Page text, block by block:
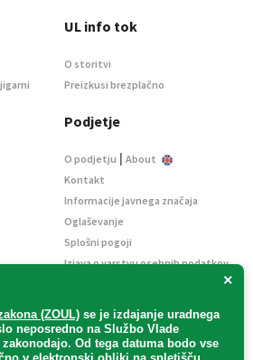
×
(ZOUL) se je izdajanje uradnega
neposredno na Službo Vlade
. Od tega datuma bodo vse
UL info tok
O storitvi
Preizkusi brezplačno
Podjetje
O podjetju | About
Kontakt
Informacije javnega značaja
Oglaševanje
Splošni pogoji
Izjava o varstvu osebnih podatkov